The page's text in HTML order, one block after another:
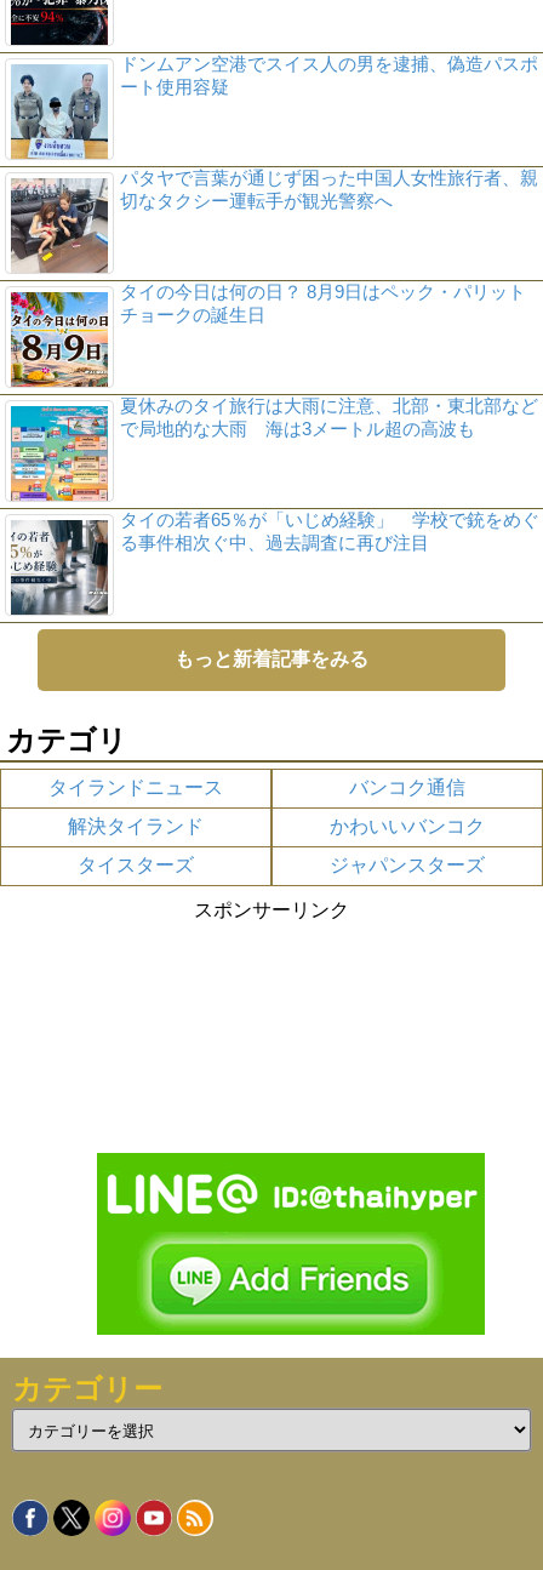
ドンムアン空港でスイス人の男を逮捕、偽造パスポ
ート使用容疑
パタヤで言葉が通じず困った中国人女性旅行者、親
切なタクシー運転手が観光警察へ
タイの今日は何の日？ 8月9日はペック・パリット
チョークの誕生日
夏休みのタイ旅行は大雨に注意、北部・東北部など
で局地的な大雨 海は3メートル超の高波も
タイの若者65％が「いじめ経験」 学校で銃をめぐ
る事件相次ぐ中、過去調査に再び注目
もっと新着記事をみる
カテゴリ
タイランドニュース
バンコク通信
解決タイランド
かわいいバンコク
タイスターズ
ジャパンスターズ
スポンサーリンク
カテゴリー
テ
リ
ー